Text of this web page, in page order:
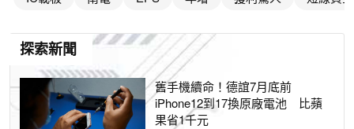
探索新聞
舊手機續命！德誼7月底前
iPhone12到17換原廠電池 比蘋
果省1千元